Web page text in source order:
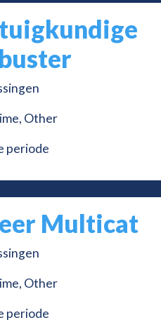
Other
periode
Multicat
Other
periode